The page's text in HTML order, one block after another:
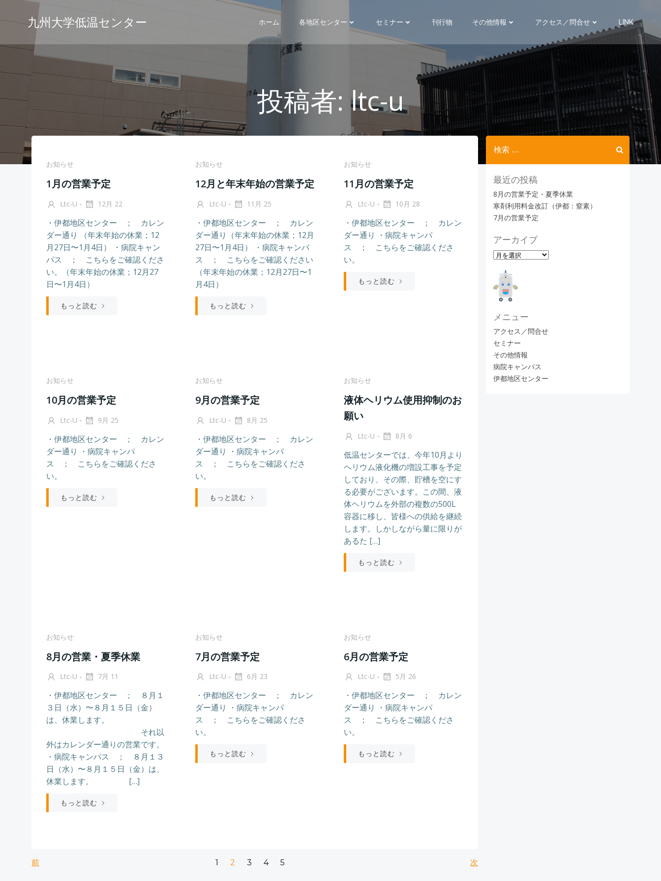
ス
ッ
九州大学低温センター ホーム 各地区センター セミナー 刊行物 その他情報 アクセス／問合せ LINK
投稿者: ltc-u
お知らせ
1月の営業予定
Ltc-U - 12月 22
・伊都地区センター ； カレン
ダー通り （年末年始の休業；12
月27日〜1月4日） ・病院キャン
パス ； こちらをご確認くださ
い。（年末年始の休業；12月27
日〜1月4日）
もっと読む
お知らせ
12月と年末年始の営業予定
Ltc-U - 11月 25
・伊都地区センター ； カレン
ダー通り（年末年始の休業；12月
27日〜1月4日） ・病院キャンパ
ス ； こちらをご確認ください
（年末年始の休業；12月27日〜1
月4日）
もっと読む
お知らせ
11月の営業予定
Ltc-U - 10月 28
・伊都地区センター ； カレン
ダー通り ・病院キャンパ
ス ； こちらをご確認くださ
い。
もっと読む
お知らせ
10月の営業予定
Ltc-U - 9月 25
・伊都地区センター ； カレン
ダー通り ・病院キャンパ
ス ； こちらをご確認くださ
い。
もっと読む
お知らせ
9月の営業予定
Ltc-U - 8月 25
・伊都地区センター ； カレン
ダー通り ・病院キャンパ
ス ； こちらをご確認くださ
い。
もっと読む
お知らせ
液体ヘリウム使用抑制のお
願い
Ltc-U - 8月 6
低温センターでは、今年10月より
ヘリウム液化機の増設工事を予定
しており、その際、貯槽を空にす
る必要がございます。この間、液
体ヘリウムを外部の複数の500L
容器に移し、皆様への供給を継続
します。しかしながら量に限りが
あるた […]
もっと読む
お知らせ
8月の営業・夏季休業
Ltc-U - 7月 11
・伊都地区センター ； ８月１
３日（水）〜８月１５日（金）
は、休業します。
それ以
外はカレンダー通りの営業です。
・病院キャンパス ； ８月１３
日（水）〜８月１５日（金）は、
休業します。 […]
もっと読む
お知らせ
7月の営業予定
Ltc-U - 6月 23
・伊都地区センター ； カレン
ダー通り ・病院キャンパ
ス ； こちらをご確認くださ
い。
もっと読む
お知らせ
6月の営業予定
Ltc-U - 5月 26
・伊都地区センター ； カレン
ダー通り ・病院キャンパ
ス ； こちらをご確認くださ
い。
もっと読む
投
前
固
1
固
2
固
3
固
4
固
5
投
次
最近の投稿
8月の営業予定・夏季休業
寒剤利用料金改訂（伊都：窒素）
7月の営業予定
アーカイブ
ア
カ
イ
ブ
メニュー
アクセス／問合せ
セミナー
その他情報
病院キャンパス
伊都地区センター